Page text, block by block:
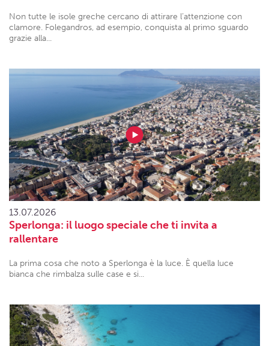
Non tutte le isole greche cercano di attirare l’attenzione con
clamore. Folegandros, ad esempio, conquista al primo sguardo
grazie alla...
13.07.2026
Sperlonga: il luogo speciale che ti invita a
rallentare
La prima cosa che noto a Sperlonga è la luce. È quella luce
bianca che rimbalza sulle case e si...